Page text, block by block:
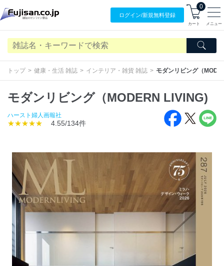
ログイン/新規無料登録
0
カート メニュー
トップ 健康・生活 雑誌 インテリア・雑貨 雑誌 モダンリビング（
モダンリビング（MODERN LIVING)
ハースト婦人画報社
★★★★★ 4.55/134件